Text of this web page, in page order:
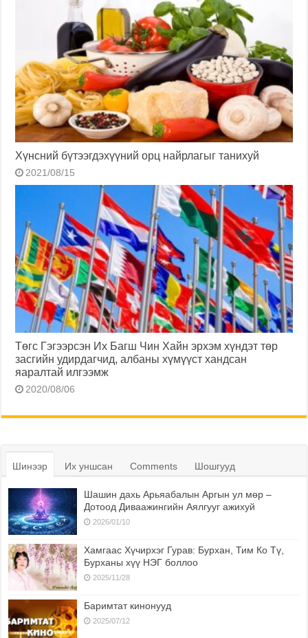
Хүнсний бүтээгдэхүүний орц найрлагыг танихуй
2021/08/15
Төгс Гэгээрсэн Их Багш Чин Хайн эрхэм хүндэт төр
засгийн удирдагчид, албаны хүмүүст хандсан
яаралтай илгээмж
2020/08/06
Шинээр Их уншсан Comments Шошгууд
Шашин дахь Арьяабалын Аргын ул мөр –
Дотоод Диваажингийн Аялгууг ажихуй
2026/01/10
Хамгаас Хүчирхэг Гурав: Бурхан, Тим Ко Тү,
Бурханы хүү НЭГ боллоо
2025/11/28
Баримтат кинонууд
2025/07/12